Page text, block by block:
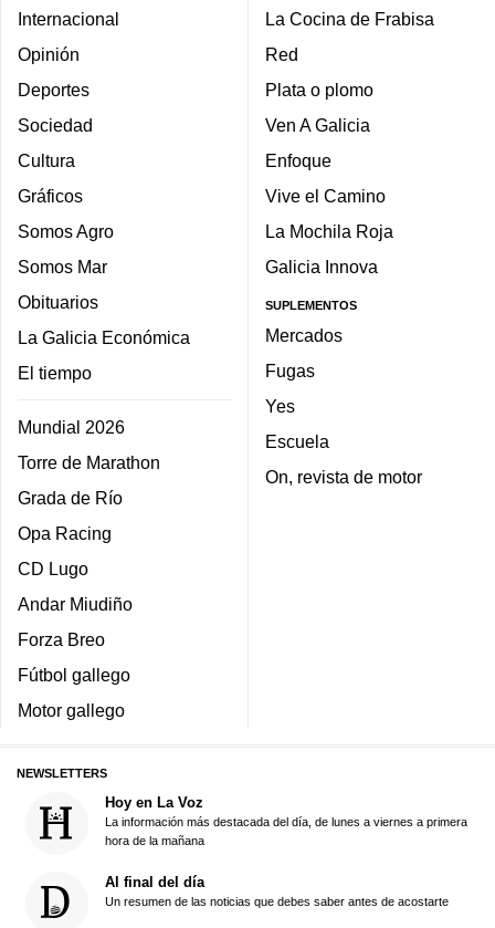
Internacional
Opinión
Deportes
Sociedad
Cultura
Gráficos
Somos Agro
Somos Mar
Obituarios
La Galicia Económica
El tiempo
Mundial 2026
Torre de Marathon
Grada de Río
Opa Racing
CD Lugo
Andar Miudiño
Forza Breo
Fútbol gallego
Motor gallego
La Cocina de Frabisa
Red
Plata o plomo
Ven A Galicia
Enfoque
Vive el Camino
La Mochila Roja
Galicia Innova
SUPLEMENTOS
Mercados
Fugas
Yes
Escuela
On, revista de motor
NEWSLETTERS
Hoy en La Voz
La información más destacada del día, de lunes a viernes a primera
hora de la mañana
Al final del día
Un resumen de las noticias que debes saber antes de acostarte